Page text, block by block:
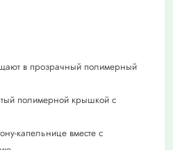
в прозрачный полимерный
полимерной крышкой с
капельнице вместе с